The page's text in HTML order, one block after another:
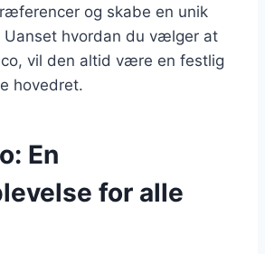
og skabe en unik
Uanset hvordan du vælger at
vil den altid være en festlig
hovedret.
En
for alle